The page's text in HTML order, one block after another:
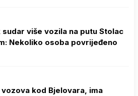
sudar više vozila na putu Stolac
Nekoliko osoba povrijeđeno
vozova kod Bjelovara, ima